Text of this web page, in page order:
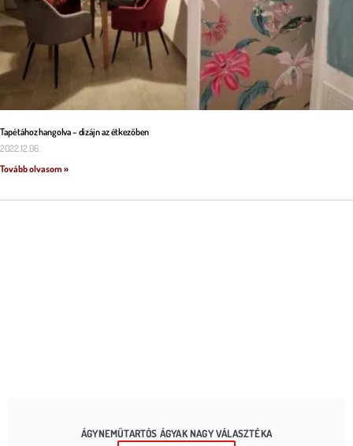
Tapétához hangolva – dizájn az étkezőben
2022.12.06.
Tovább olvasom »
ÁGYNEMŰTARTÓS ÁGYAK NAGY VÁLASZTÉKA